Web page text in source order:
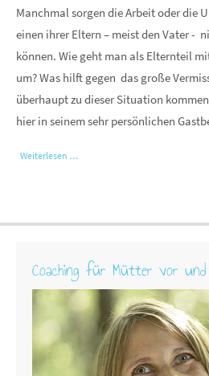
Manchmal sorgen die Arbeit oder die
einen ihrer Eltern – meist den Vater -
können. Wie geht man als Elternteil
um? Was hilft gegen das große
überhaupt zu dieser Situation
hier in seinem sehr persönlichen
Weiterlesen …
Coaching für Mütter vor und